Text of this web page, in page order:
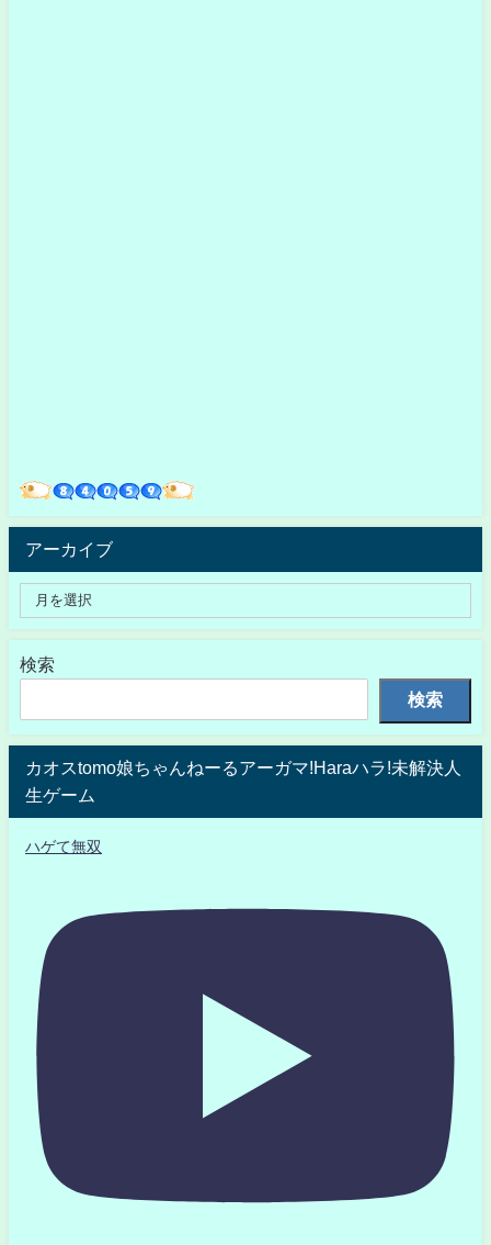
アーカイブ
検索
検索
カオスtomo娘ちゃんねーるアーガマ!Haraハラ!未解決人
生ゲーム
ハゲて無双